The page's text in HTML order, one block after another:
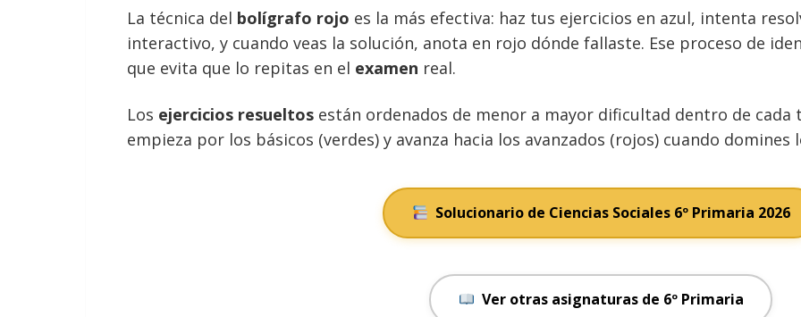
La técnica del bolígrafo rojo es la más efectiva: haz tus ejercicios en azul, intenta
interactivo, y cuando veas la solución, anota en rojo dónde fallaste. Ese proceso de
que evita que lo repitas en el examen real.
Los ejercicios resueltos están ordenados de menor a mayor dificultad dentro de cada
empieza por los básicos (verdes) y avanza hacia los avanzados (rojos) cuando domines
Solucionario de Ciencias Sociales 6º Primaria 2026
Ver otras asignaturas de 6º Primaria